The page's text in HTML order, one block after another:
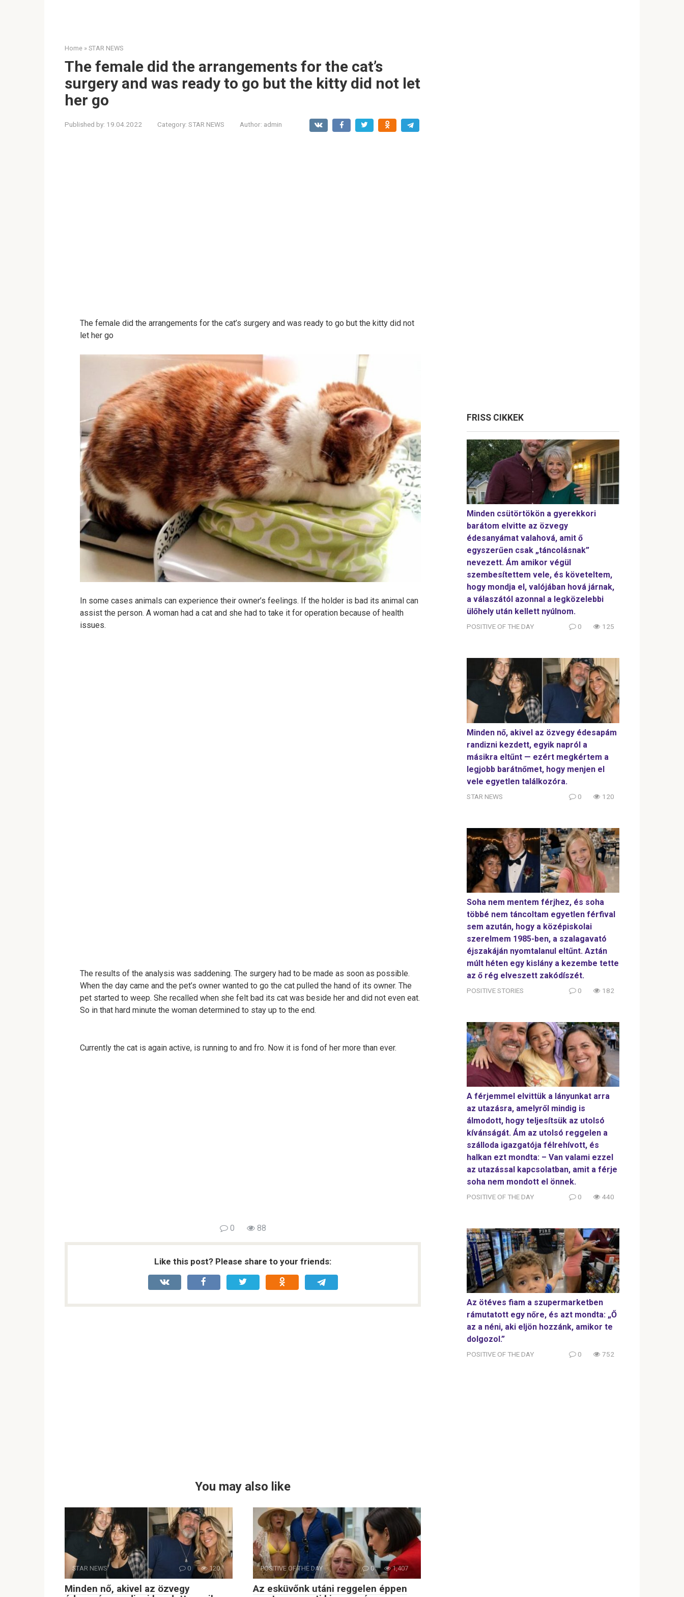
Home » STAR NEWS
The female did the arrangements for the cat’s
surgery and was ready to go but the kitty did not let
her go
Published by: 19.04.2022 Category: STAR NEWS Author: admin
The female did the arrangements for the cat’s surgery and was ready to go but the kitty did not
let her go
In some cases animals can experience their owner’s feelings. If the holder is bad its animal can
assist the person. A woman had a cat and she had to take it for operation because of health
issues.
The results of the analysis was saddening. The surgery had to be made as soon as possible.
When the day came and the pet’s owner wanted to go the cat pulled the hand of its owner. The
pet started to weep. She recalled when she felt bad its cat was beside her and did not even eat.
So in that hard minute the woman determined to stay up to the end.
Currently the cat is again active, is running to and fro. Now it is fond of her more than ever.
0 88
Like this post? Please share to your friends:
You may also like
STAR NEWS 0 120
Minden nő, akivel az özvegy
POSITIVE OF THE DAY 0 1,407
Az esküvőnk utáni reggelen éppen
FRISS CIKKEK
Minden csütörtökön a gyerekkori
barátom elvitte az özvegy
édesanyámat valahová, amit ő
egyszerűen csak „táncolásnak”
nevezett. Ám amikor végül
szembesítettem vele, és követeltem,
hogy mondja el, valójában hová járnak,
a válaszától azonnal a legközelebbi
ülőhely után kellett nyúlnom.
POSITIVE OF THE DAY 0 125
Minden nő, akivel az özvegy édesapám
randizni kezdett, egyik napról a
másikra eltűnt — ezért megkértem a
legjobb barátnőmet, hogy menjen el
vele egyetlen találkozóra.
STAR NEWS 0 120
Soha nem mentem férjhez, és soha
többé nem táncoltam egyetlen férfival
sem azután, hogy a középiskolai
szerelmem 1985-ben, a szalagavató
éjszakáján nyomtalanul eltűnt. Aztán
múlt héten egy kislány a kezembe tette
az ő rég elveszett zakódíszét.
POSITIVE STORIES 0 182
A férjemmel elvittük a lányunkat arra
az utazásra, amelyről mindig is
álmodott, hogy teljesítsük az utolsó
kívánságát. Ám az utolsó reggelen a
szálloda igazgatója félrehívott, és
halkan ezt mondta: – Van valami ezzel
az utazással kapcsolatban, amit a férje
soha nem mondott el önnek.
POSITIVE OF THE DAY 0 440
Az ötéves fiam a szupermarketben
rámutatott egy nőre, és azt mondta: „Ő
az a néni, aki eljön hozzánk, amikor te
dolgozol.”
POSITIVE OF THE DAY 0 752